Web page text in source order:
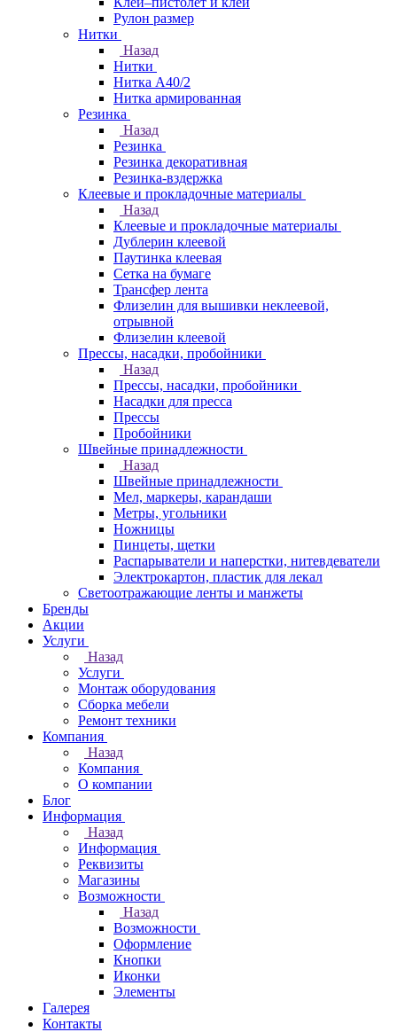
Рулон размер
Нитки
Назад
Нитки
Нитка А40/2
Нитка армированная
Резинка
Назад
Резинка
Резинка декоративная
Резинка-вздержка
Клеевые и прокладочные материалы
Назад
Клеевые и прокладочные материалы
Дублерин клеевой
Паутинка клеевая
Сетка на бумаге
Трансфер лента
Флизелин для вышивки неклеевой,
отрывной
Флизелин клеевой
Прессы, насадки, пробойники
Назад
Прессы, насадки, пробойники
Насадки для пресса
Прессы
Пробойники
Швейные принадлежности
Назад
Швейные принадлежности
Мел, маркеры, карандаши
Метры, угольники
Ножницы
Пинцеты, щетки
Распарыватели и наперстки, нитевдеватели
Электрокартон, пластик для лекал
Светоотражающие ленты и манжеты
Бренды
Акции
Услуги
Назад
Услуги
Монтаж оборудования
Сборка мебели
Ремонт техники
Компания
Назад
Компания
О компании
Блог
Информация
Назад
Информация
Реквизиты
Магазины
Возможности
Назад
Возможности
Оформление
Кнопки
Иконки
Элементы
Галерея
Контакты